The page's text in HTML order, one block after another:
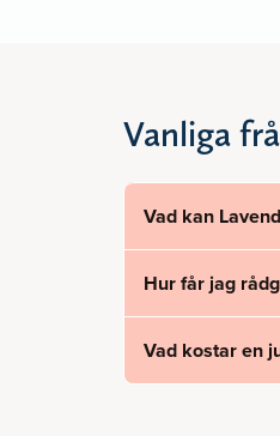
Vanliga
Vad kan
Hur får jag
Vad kostar en